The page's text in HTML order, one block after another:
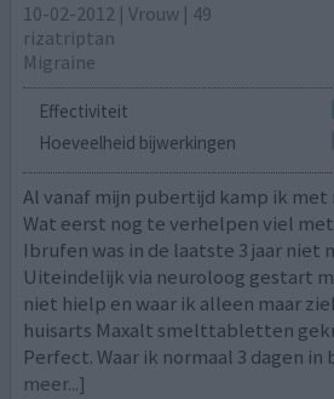
10-02-2012 | Vrouw | 49
rizatriptan
Migraine
Effectiviteit
Hoeveelheid bijwerkingen
Al vanaf mijn pubertijd kamp ik
Wat eerst nog te verhelpen viel
Ibrufen was in de laatste 3 jaar niet
Uiteindelijk via neuroloog gestart
niet hielp en waar ik alleen maar
huisarts Maxalt smelttabletten
Perfect. Waar ik normaal 3 dagen in
meer...]